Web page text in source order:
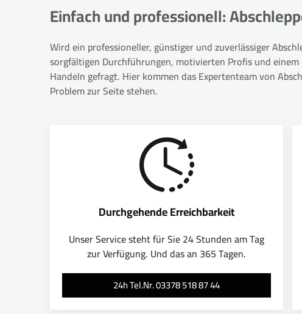
Einfach und professionell:
Wird ein professioneller, günstiger und zuverlässiger
sorgfältigen Durchführungen, motivierten Profis und
Handeln gefragt. Hier kommen das Expertenteam von
Problem zur Seite stehen.
Durchgehende Erreichbarkeit
Unser Service steht für Sie 24 Stunden am Tag
zur Verfügung. Und das an 365 Tagen.
24h Tel.Nr. 03378 518 87 44